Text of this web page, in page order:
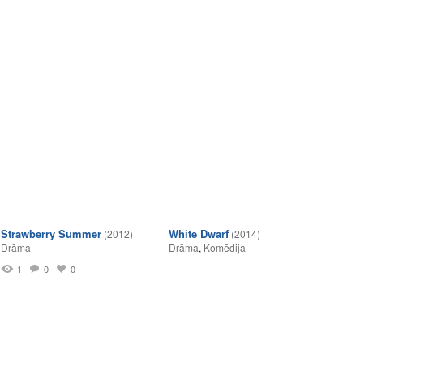
Strawberry Summer (2012)
Drāma
1 0 0
White Dwarf (2014)
Drāma, Komēdija